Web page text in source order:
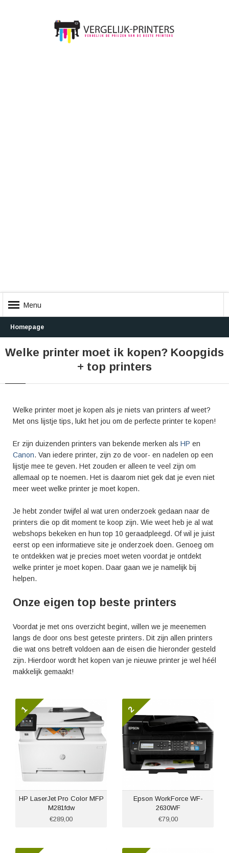
Menu
Homepage
Welke printer moet ik kopen? Koopgids
+ top printers
Welke printer moet je kopen als je niets van printers af weet?
Met ons lijstje tips, lukt het jou om de perfecte printer te kopen!
Er zijn duizenden printers van bekende merken als HP en
Canon. Van iedere printer, zijn zo de voor- en nadelen op een
lijstje mee te geven. Het zouden er alleen te veel zijn om
allemaal op te noemen. Het is daarom niet gek dat je even niet
meer weet welke printer je moet kopen.
Je hebt zonder twijfel al wat uren onderzoek gedaan naar de
printers die op dit moment te koop zijn. Wie weet heb je al wat
webshops bekeken en hun top 10 geraadpleegd. Of wil je juist
eerst op een informatieve site je onderzoek doen. Genoeg om
te ontdekken wat je precies moet weten voordat je ontdekt
welke printer je moet kopen. Daar gaan we je namelijk bij
helpen.
Onze eigen top beste printers
Voordat je met ons overzicht begint, willen we je meenemen
langs de door ons best geteste printers. Dit zijn allen printers
die wat ons betreft voldoen aan de eisen die hieronder gesteld
zijn. Hierdoor wordt het kopen van je nieuwe printer je wel héél
makkelijk gemaakt!
HP LaserJet Pro Color MFP
M281fdw
€289,00
Epson WorkForce WF-
2630WF
€79,00